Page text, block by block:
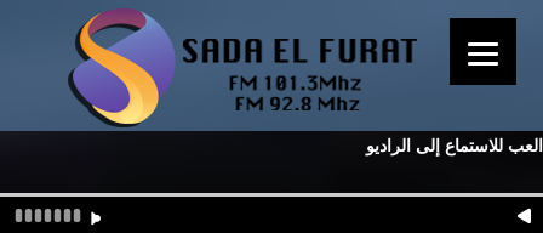
العب للاستماع إلى الراديو